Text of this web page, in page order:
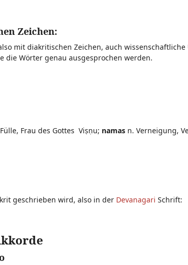
Zeichen:
mit diakritischen Zeichen, auch
die Wörter genau ausgesprochen werden.
Frau des Gottes Viṣṇu; namas n. Verneigung,
geschrieben wird, also in der Devanagari Schrift: